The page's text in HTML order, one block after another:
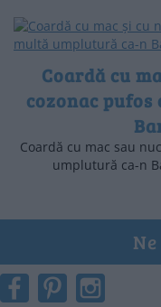
Coardă cu
cozonac
Coardă cu mac sau
umplutură ca-n